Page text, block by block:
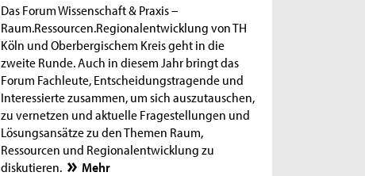
Das Forum Wissenschaft & Praxis –
Raum.Ressourcen.Regionalentwicklung von TH
Köln und Oberbergischem Kreis geht in die
zweite Runde. Auch in diesem Jahr bringt das
Forum Fachleute, Entscheidungstragende und
Interessierte zusammen, um sich auszutauschen,
zu vernetzen und aktuelle Fragestellungen und
Lösungsansätze zu den Themen Raum,
Ressourcen und Regionalentwicklung zu
diskutieren.
Mehr